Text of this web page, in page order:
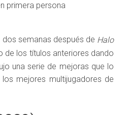
primera persona
dos semanas después de Halo
de los títulos anteriores dando
una serie de mejoras que lo
mejores multijugadores de